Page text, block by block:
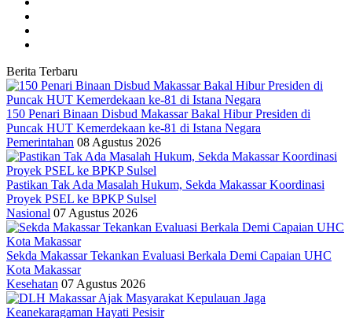
Berita Terbaru
150 Penari Binaan Disbud Makassar Bakal Hibur Presiden di
Puncak HUT Kemerdekaan ke-81 di Istana Negara
Pemerintahan 08 Agustus 2026
Pastikan Tak Ada Masalah Hukum, Sekda Makassar Koordinasi
Proyek PSEL ke BPKP Sulsel
Nasional 07 Agustus 2026
Sekda Makassar Tekankan Evaluasi Berkala Demi Capaian UHC
Kota Makassar
Kesehatan 07 Agustus 2026